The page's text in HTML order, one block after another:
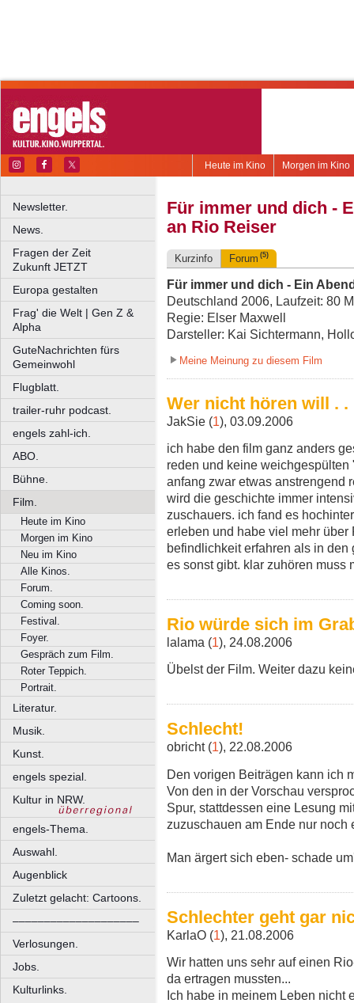
Morgen im Kino
Heute im Kino
Newsletter.
News.
Fragen der Zeit
Zukunft JETZT
Europa gestalten
Frag' die Welt | Gen Z &
Alpha
GuteNachrichten fürs
Gemeinwohl
Flugblatt.
trailer-ruhr podcast.
engels zahl-ich.
ABO.
Bühne.
Film.
Heute im Kino
Morgen im Kino
Neu im Kino
Alle Kinos.
Forum.
Coming soon.
Festival.
Foyer.
Gespräch zum Film.
Roter Teppich.
Portrait.
Literatur.
Musik.
Kunst.
engels spezial.
Kultur in NRW.
engels-Thema.
Auswahl.
Augenblick
Zuletzt gelacht: Cartoons.
––––––––––––––––––––
Verlosungen.
Jobs.
Kulturlinks.
Für immer und dich -
an Rio Reiser
Kurzinfo Forum (5)
Für immer und dich - Ein
Deutschland 2006, Laufzeit: 80
Regie: Elser Maxwell
Darsteller: Kai Sichtermann,
Meine Meinung zu diesem Film
Wer nicht hören will . .
JakSie (1), 03.09.2006
ich habe den film ganz anders
reden und keine
anfang zwar etwas anstrengend
wird die geschichte immer
zuschauers. ich fand es
erleben und habe viel mehr
befindlichkeit erfahren als in
es sonst gibt. klar zuhören muss
Rio würde sich im
lalama (1), 24.08.2006
Übelst der Film. Weiter dazu
Schlecht!
obricht (1), 22.08.2006
Den vorigen Beiträgen kann ich
Von den in der Vorschau
Spur, stattdessen eine Lesung
zuzuschauen am Ende nur noch
Man ärgert sich eben- schade
Schlechter geht gar
KarlaO (1), 21.08.2006
Wir hatten uns sehr auf einen
da ertragen mussten...
Ich habe in meinem Leben nicht